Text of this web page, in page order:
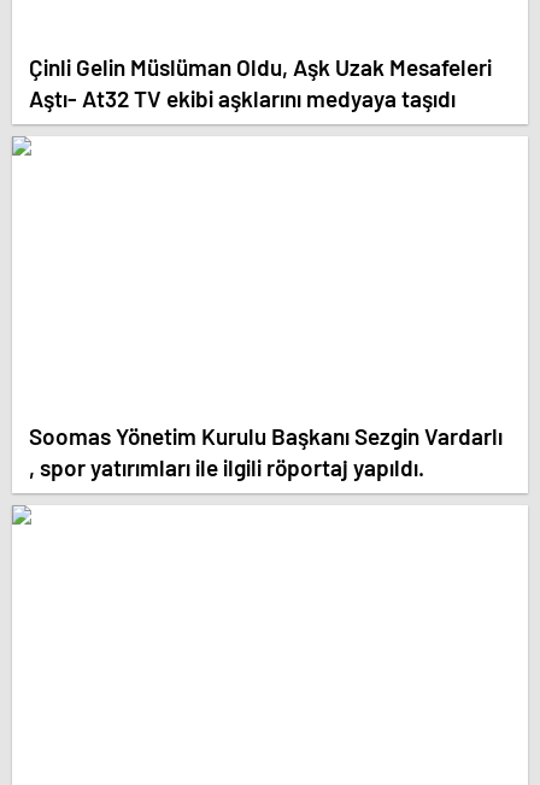
Çinli Gelin Müslüman Oldu, Aşk Uzak Mesafeleri
Aştı- At32 TV ekibi aşklarını medyaya taşıdı
Soomas Yönetim Kurulu Başkanı Sezgin Vardarlı
, spor yatırımları ile ilgili röportaj yapıldı.